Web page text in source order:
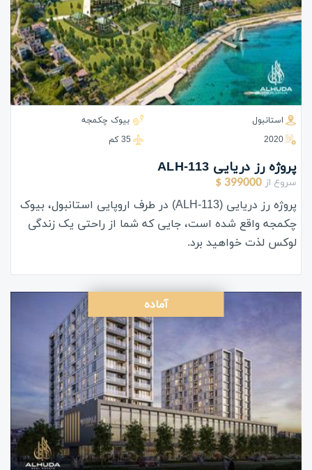
استانبول
بیوک چکمجه
2020
35 كم
پروژه رز دریایی ALH-113
سروع از 399000 $
پروژه رز دریایی (ALH-113) در طرف اروپایی استانبول، بیوک
چکمجه واقع شده است، جایی که شما از راحتی یک زندگی
لوکس لذت خواهید برد.
آماده